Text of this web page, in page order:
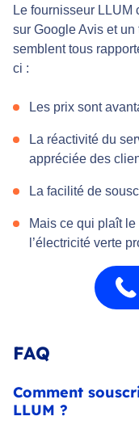
Le fournisseur
sur Google Avis et
semblent tous
ci :
Les prix sont
La réactivité du
appréciée des
La facilité de
Mais ce qui plaît
l’électricité verte
FAQ
Comment
LLUM ?